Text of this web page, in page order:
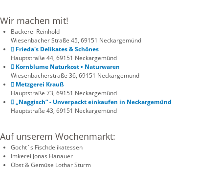
Wir machen mit!
Bäckerei Reinhold
Wiesenbacher Straße 45, 69151 Neckargemünd
Frieda's Delikates & Schönes
Hauptstraße 44, 69151 Neckargemünd
Kornblume Naturkost • Naturwaren
Wiesenbacherstraße 36, 69151 Neckargemünd
Metzgerei Krauß
Hauptstraße 73, 69151 Neckargemünd
„Naggisch“ - Unverpackt einkaufen in Neckargemünd
Hauptstraße 43, 69151 Neckargemünd
Auf unserem Wochenmarkt:
Gocht´s Fischdelikatessen
Imkerei Jonas Hanauer
Obst & Gemüse Lothar Sturm